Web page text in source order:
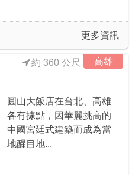
更多資訊
高雄
約 360 公尺
圓山大飯店在台北、高雄
各有據點，因華麗挑高的
中國宮廷式建築而成為當
地醒目地...